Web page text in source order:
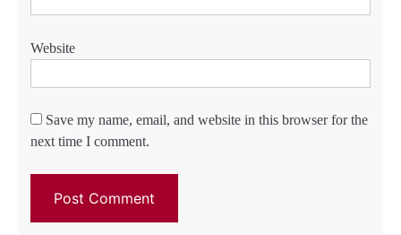
Website
Save my name, email, and website in this browser for the
next time I comment.